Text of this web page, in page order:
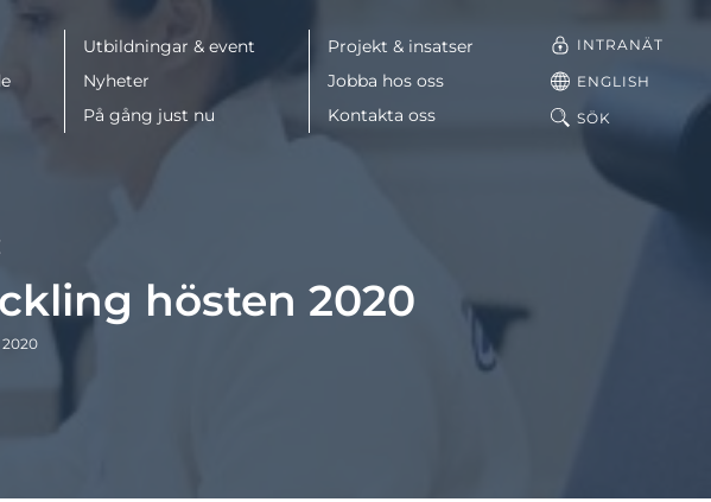
Utbildningar & event
Nyheter
På gång just nu
Projekt & insatser
Jobba hos oss
Kontakta oss
INTRANÄT
ENGLISH
SÖK
hösten 2020